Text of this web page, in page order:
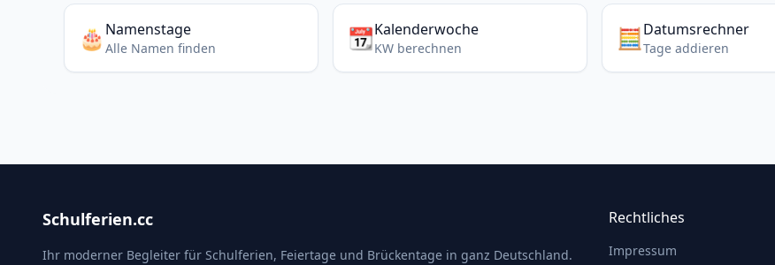
🎂 Namenstage
Alle Namen finden 📆Kalenderwoche
KW berechnen 🧮Datumsrechner
Tage addieren
Schulferien.cc
Ihr moderner Begleiter für Schulferien, Feiertage und Brückentage in ganz Deutschland.
Rechtliches
Impressum